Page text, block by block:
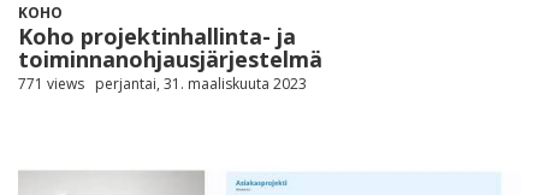
KOHO
Koho projektinhallinta- ja
toiminnanohjausjärjestelmä
771 views perjantai, 31. maaliskuuta 2023